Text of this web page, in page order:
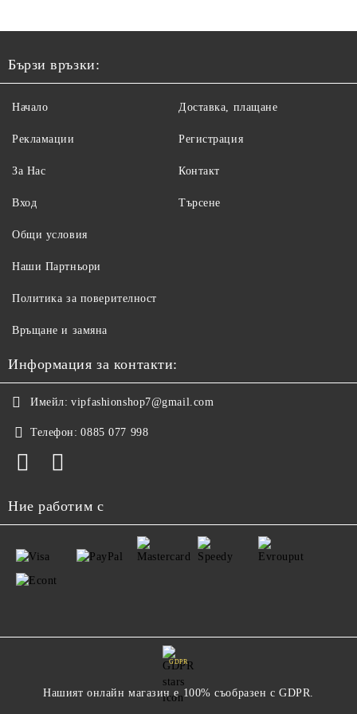
Бързи връзки:
Начало
Рекламации
За Нас
Вход
Доставка, плащане
Регистрация
Контакт
Търсене
Общи условия
Наши Партньори
Политика за поверителност
Връщане и замяна
Информация за контакти:
Имейл: vipfashionshop7@gmail.com
Телефон: 0885 077 998
Ние работим с
GDPR
Нашият онлайн магазин е 100% съобразен с GDPR.